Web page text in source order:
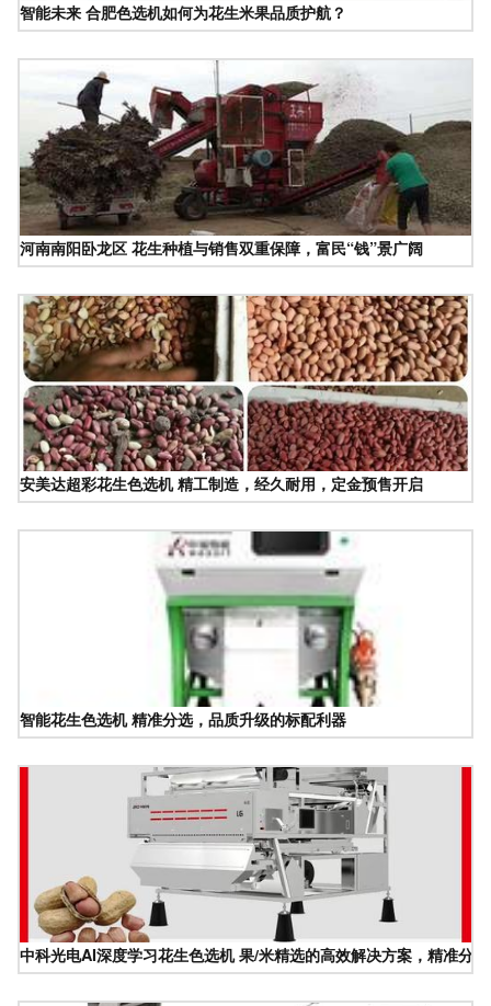
智能未来 合肥色选机如何为花生米果品质护航？
河南南阳卧龙区 花生种植与销售双重保障，富民“钱”景广阔
安美达超彩花生色选机 精工制造，经久耐用，定金预售开启
智能花生色选机 精准分选，品质升级的标配利器
中科光电AI深度学习花生色选机 果/米精选的高效解决方案，精准分